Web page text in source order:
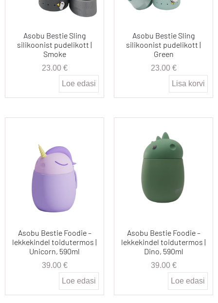
Asobu Bestie Sling
silikoonist pudelikott |
Smoke
23.00 €
Loe edasi
Asobu Bestie Sling
silikoonist pudelikott |
Green
23.00 €
Lisa korvi
Asobu Bestie Foodie –
lekkekindel toidutermos |
Unicorn, 590ml
39.00 €
Loe edasi
Asobu Bestie Foodie –
lekkekindel toidutermos |
Dino, 590ml
39.00 €
Loe edasi